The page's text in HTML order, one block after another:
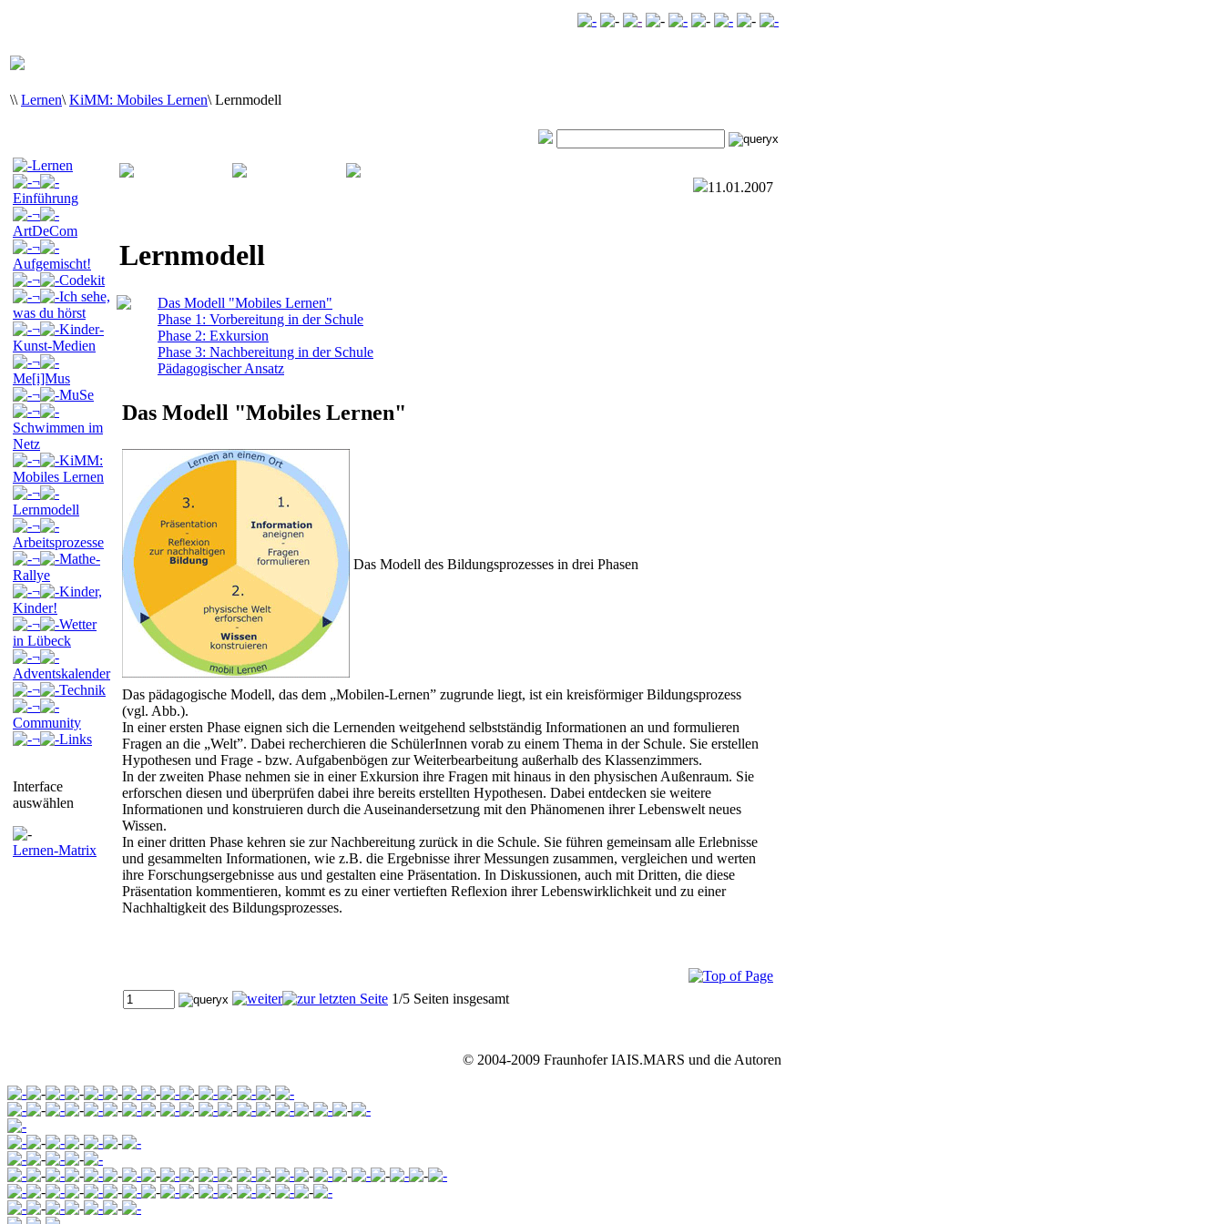
\\ Lernen\ KiMM: Mobiles Lernen\ Lernmodell
Lernen
¬
Einführung
¬
ArtDeCom
¬
Aufgemischt!
¬
Codekit
¬
Ich sehe,
was du hörst
¬
Kinder-
Kunst-Medien
¬
Me[i]Mus
¬
MuSe
¬
Schwimmen im
Netz
¬
KiMM:
Mobiles Lernen
¬
Lernmodell
¬
Arbeitsprozesse
¬
Mathe-
Rallye
¬
Kinder,
Kinder!
¬
Wetter
in Lübeck
¬
Adventskalender
¬
Technik
¬
Community
¬
Links
Interface
auswählen
Lernen-Matrix
11.01.2007
Lernmodell
Das Modell "Mobiles Lernen"
Phase 1: Vorbereitung in der Schule
Phase 2: Exkursion
Phase 3: Nachbereitung in der Schule
Pädagogischer Ansatz
Das Modell "Mobiles Lernen"
Das Modell des Bildungsprozesses in drei Phasen
Das pädagogische Modell, das dem „Mobilen-Lernen” zugrunde liegt, ist ein kreisförmiger Bildungsprozess
(vgl. Abb.).
In einer ersten Phase eignen sich die Lernenden weitgehend selbstständig Informationen an und formulieren
Fragen an die „Welt”. Dabei recherchieren die SchülerInnen vorab zu einem Thema in der Schule. Sie erstellen
Hypothesen und Frage - bzw. Aufgabenbögen zur Weiterbearbeitung außerhalb des Klassenzimmers.
In der zweiten Phase nehmen sie in einer Exkursion ihre Fragen mit hinaus in den physischen Außenraum. Sie
erforschen diesen und überprüfen dabei ihre bereits erstellten Hypothesen. Dabei entdecken sie weitere
Informationen und konstruieren durch die Auseinandersetzung mit den Phänomenen ihrer Lebenswelt neues
Wissen.
In einer dritten Phase kehren sie zur Nachbereitung zurück in die Schule. Sie führen gemeinsam alle Erlebnisse
und gesammelten Informationen, wie z.B. die Ergebnisse ihrer Messungen zusammen, vergleichen und werten
ihre Forschungsergebnisse aus und gestalten eine Präsentation. In Diskussionen, auch mit Dritten, die diese
Präsentation kommentieren, kommt es zu einer vertieften Reflexion ihrer Lebenswirklichkeit und zu einer
Nachhaltigkeit des Bildungsprozesses.
1/5 Seiten insgesamt
© 2004-2009 Fraunhofer IAIS.MARS und die Autoren